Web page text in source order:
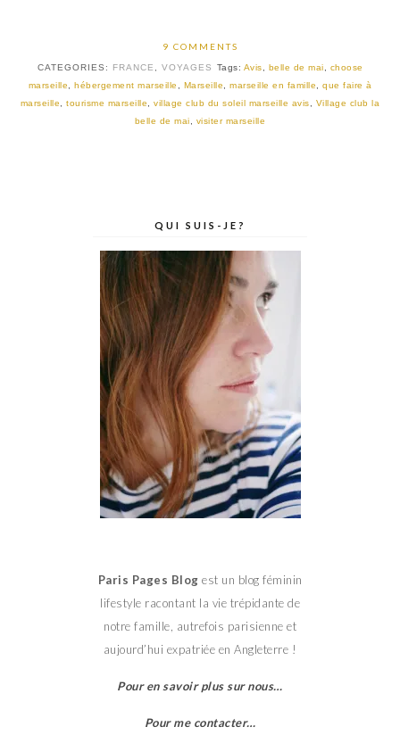
9 COMMENTS
CATEGORIES: FRANCE VOYAGES Tags: Avis belle de mai
choose
marseille
hébergement marseille Marseille marseille en famille
que faire à
marseille
,tourisme marseille ,village club du soleil marseille avis
Village club la
belle de mai
visiter marseille
QUI SUIS-JE?
Paris Pages Blog est un blog féminin
lifestyle racontant la vie trépidante de
notre famille, autrefois parisienne et
aujourd’hui expatriée en Angleterre !
Pour en savoir plus sur nous…
Pour me contacter…